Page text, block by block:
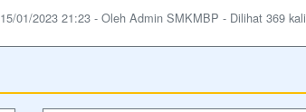
15/01/2023 21:23 - Oleh Admin SMKMBP - Dilihat 369 kali